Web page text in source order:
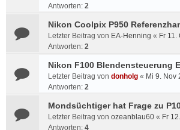
Antworten: 2
Nikon Coolpix P950
Letzter Beitrag von EA-Henning « Fr 11.
Antworten: 2
Nikon F100 Blendensteuerung
Letzter Beitrag von donholg « Mi 9. Nov
Antworten: 2
Mondsüchtiger hat Frage zu
Letzter Beitrag von ozeanblau60 « Fr
Antworten: 4